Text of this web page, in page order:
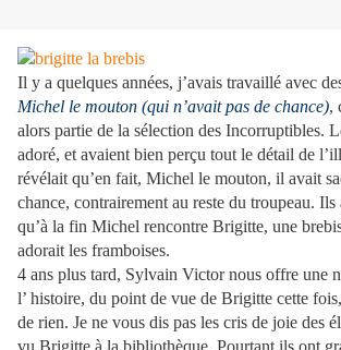
Il y a quelques années, j’avais travaillé avec
Michel le mouton (qui n’avait pas de chance),
alors partie de la sélection des Incorruptibles.
adoré, et avaient bien perçu tout le détail de
révélait qu’en fait, Michel le mouton, il avait
chance, contrairement au reste du troupeau. Ils
qu’à la fin Michel rencontre Brigitte, une
adorait les framboises.
4 ans plus tard, Sylvain Victor nous offre une
l’ histoire, du point de vue de Brigitte cette
de rien. Je ne vous dis pas les cris de joie des